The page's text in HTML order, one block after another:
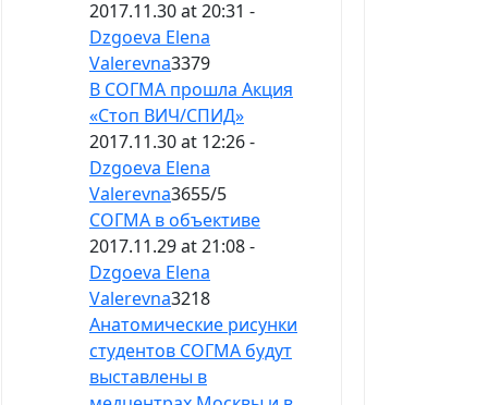
2017.11.30 at 20:31 -
Dzgoeva Elena
Valerevna3379
В СОГМА прошла Акция
«Стоп ВИЧ/СПИД»
2017.11.30 at 12:26 -
Dzgoeva Elena
Valerevna3655/5
​СОГМА в объективе
2017.11.29 at 21:08 -
Dzgoeva Elena
Valerevna3218
Анатомические рисунки
студентов СОГМА будут
выставлены в